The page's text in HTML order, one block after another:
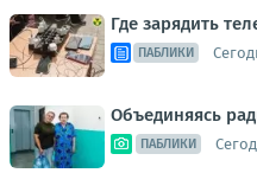
Где зарядить
ПАБЛИКИ
Объединяясь
ПАБЛИКИ